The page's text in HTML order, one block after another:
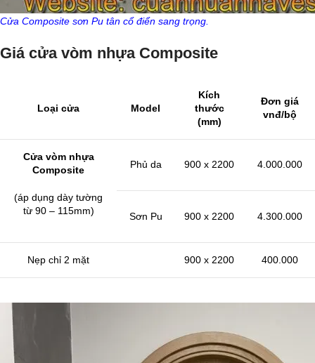
Cửa Composite sơn Pu tân cổ điển sang trọng.
Giá cửa vòm nhựa Composite
Loại cửa Model
Kích
thước
(mm)
Đơn giá
vnđ/bộ
Cửa vòm nhựa
Composite
(áp dụng dày tường
từ 90 – 115mm)
Phủ da 900 x 2200 4.000.000
Sơn Pu 900 x 2200 4.300.000
Nẹp chỉ 2 mặt 900 x 2200 400.000